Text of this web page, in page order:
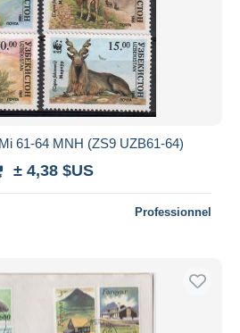
61-64 MNH (ZS9 UZB61-64)
± 4,38 $US
Professionnel